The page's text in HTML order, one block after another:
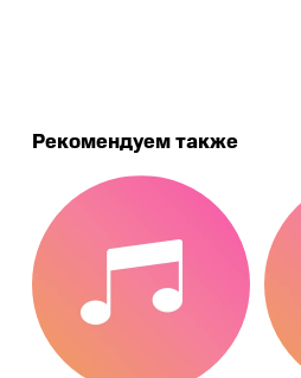
Рекомендуем также